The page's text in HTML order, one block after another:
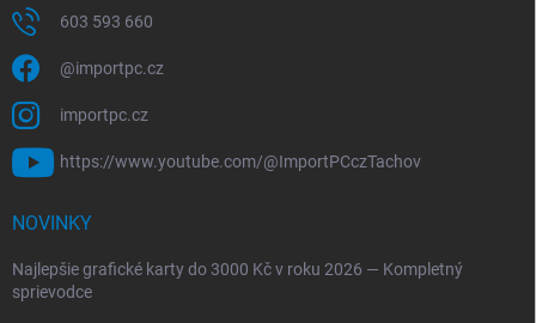
603 593 660
@importpc.cz
importpc.cz
https://www.youtube.com/@ImportPCczTachov
NOVINKY
Najlepšie grafické karty do 3000 Kč v roku 2026 — Kompletný
sprievodce